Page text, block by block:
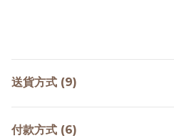
送貨方式 (9)
付款方式 (6)